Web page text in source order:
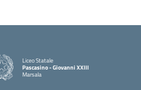
Liceo Statale
Pascasino - Giovanni XXIII
Marsala